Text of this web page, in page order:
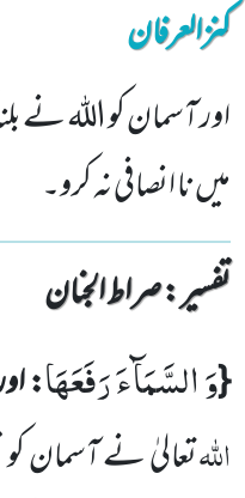
کنزالعرفان
اور آسمان کو اللہ نے
میں نا انصافی نہ کرو۔
تفسیر : ‎صراط الجنان
{وَ السَّمَآءَ رَفَعَهَا:
اللہتعالیٰ نے آسمان